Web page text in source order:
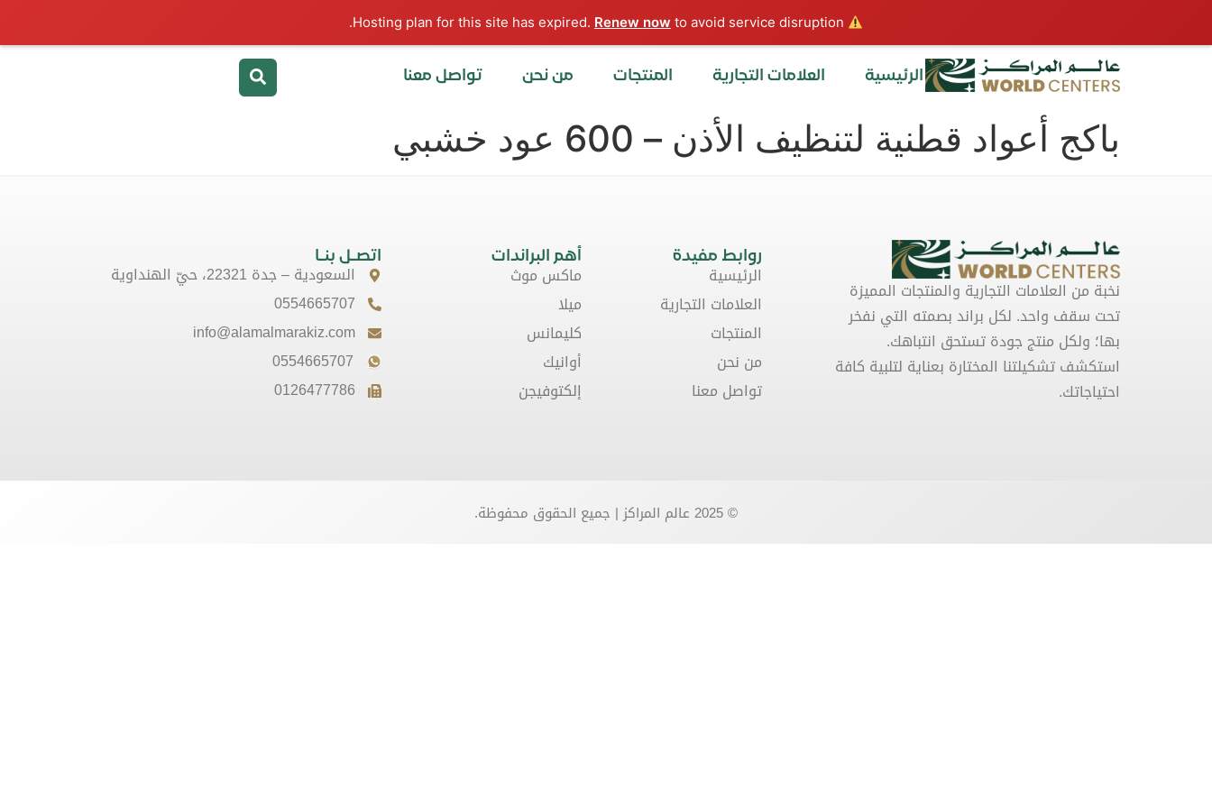
Renew now to avoid service disruption.
الرئيسية العلامات التجارية المنتجات من نحن تواصل معنا
باكج أعواد قطنية لتنظيف الأذن – 600 عود خشبي
نخبة من العلامات التجارية والمنتجات المميزة
تحت سقف واحد. لكل براند بصمته التي نفخر
بها؛ ولكل منتج جودة تستحق انتباهك.
استكشف تشكيلتنا المختارة بعناية لتلبية كافة
احتياجاتك.
روابط مفيدة
الرئيسية
العلامات التجارية
المنتجات
من نحن
تواصل معنا
أهم البراندات
ماكس موث
ميلا
كليمانس
أوانيك
إلكتوفيجن
اتصـل بنـا
السعودية – جدة 22321، حيّ الهنداوية
0554665707
info@alamalmarakiz.com
0554665707
0126477786
© 2025 عالم المراكز | جميع الحقوق محفوظة.